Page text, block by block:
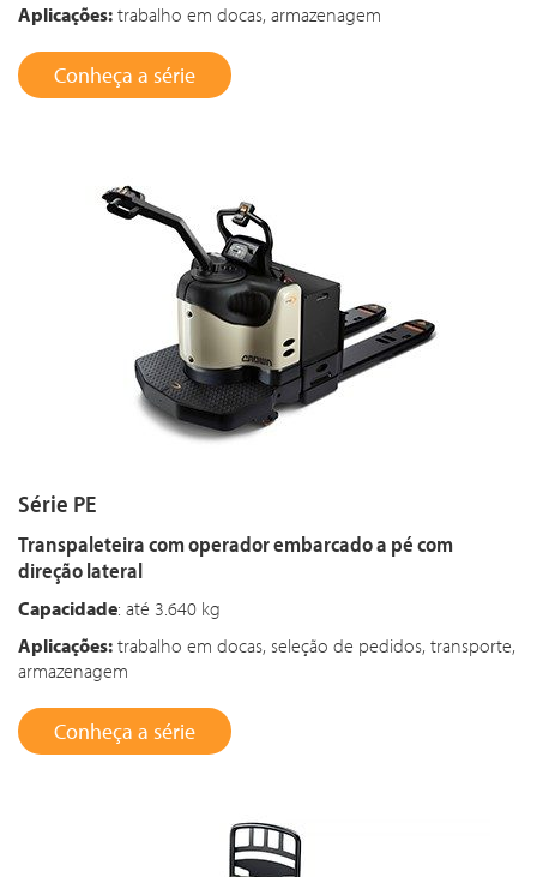
Aplicações: trabalho em docas, armazenagem
Conheça a série
Série PE
Transpaleteira com operador embarcado a pé com
direção lateral
Capacidade: até 3.640 kg
Aplicações: trabalho em docas, seleção de pedidos, transporte,
armazenagem
Conheça a série